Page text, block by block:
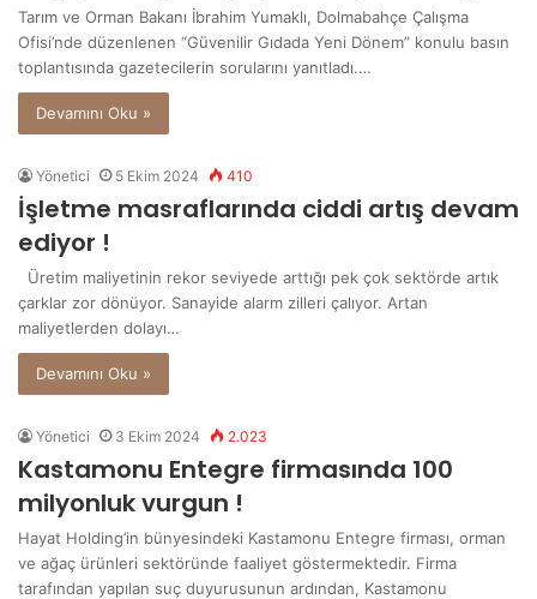
Tarım ve Orman Bakanı İbrahim Yumaklı, Dolmabahçe Çalışma
Ofisi’nde düzenlenen “Güvenilir Gıdada Yeni Dönem” konulu basın
toplantısında gazetecilerin sorularını yanıtladı.…
Devamını Oku »
Yönetici 5 Ekim 2024 410
İşletme masraflarında ciddi artış devam
ediyor !
Üretim maliyetinin rekor seviyede arttığı pek çok sektörde artık
çarklar zor dönüyor. Sanayide alarm zilleri çalıyor. Artan
maliyetlerden dolayı…
Devamını Oku »
Yönetici 3 Ekim 2024 2.023
Kastamonu Entegre firmasında 100
milyonluk vurgun !
Hayat Holding’in bünyesindeki Kastamonu Entegre firması, orman
ve ağaç ürünleri sektöründe faaliyet göstermektedir. Firma
tarafından yapılan suç duyurusunun ardından, Kastamonu